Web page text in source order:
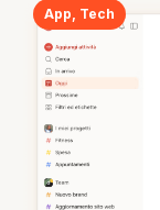
App Tech